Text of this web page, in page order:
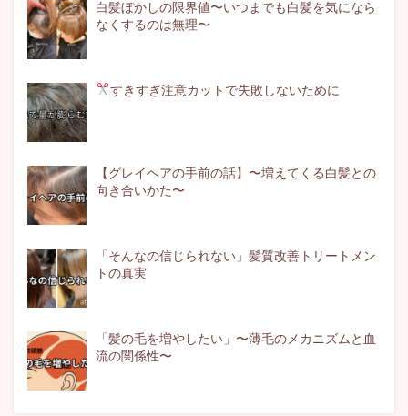
白髪ぼかしの限界値〜いつまでも白髪を気になら
なくするのは無理〜
すきすぎ注意カットで失敗しないために
【グレイヘアの手前の話】〜増えてくる白髪との
向き合いかた〜
「そんなの信じられない」髪質改善トリートメン
トの真実
「髪の毛を増やしたい」〜薄毛のメカニズムと血
流の関係性〜